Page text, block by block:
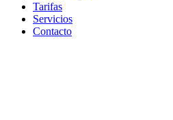
Tarifas
Servicios
Contacto